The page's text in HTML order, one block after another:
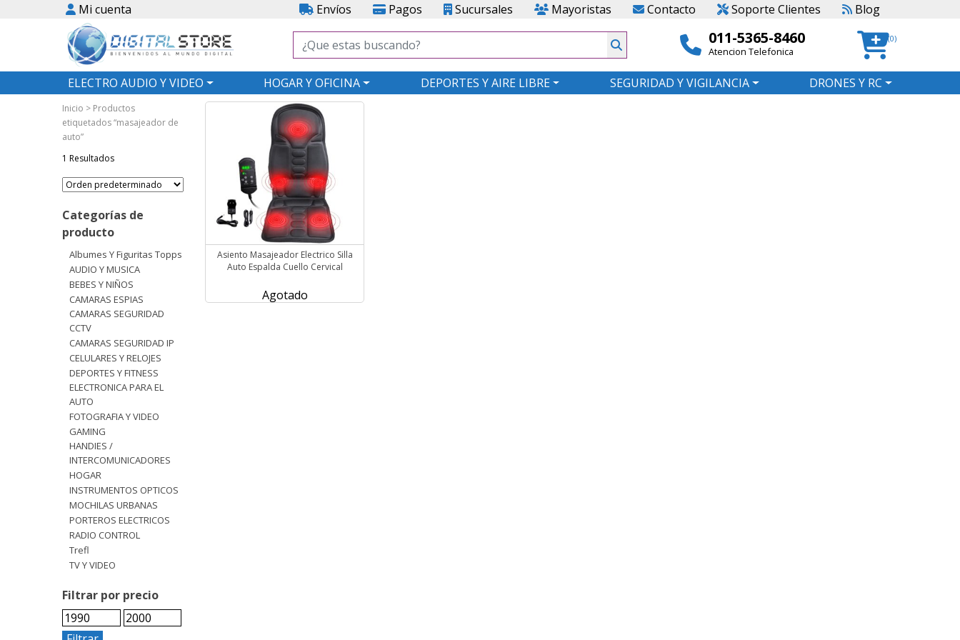
Mi cuenta Envíos Pagos Sucursales Mayoristas Contacto Soporte Clientes Blog
011-5365-8460
Atencion Telefonica
(0)
ELECTRO AUDIO Y VIDEO HOGAR Y OFICINA DEPORTES Y AIRE LIBRE SEGURIDAD Y VIGILANCIA DRONES Y RC
Inicio > Productos
etiquetados “masajeador de
auto”
1 Resultados
Categorías de
producto
Albumes Y Figuritas Topps
AUDIO Y MUSICA
BEBES Y NIÑOS
CAMARAS ESPIAS
CAMARAS SEGURIDAD
CCTV
CAMARAS SEGURIDAD IP
CELULARES Y RELOJES
DEPORTES Y FITNESS
ELECTRONICA PARA EL
AUTO
FOTOGRAFIA Y VIDEO
GAMING
HANDIES /
INTERCOMUNICADORES
HOGAR
INSTRUMENTOS OPTICOS
MOCHILAS URBANAS
PORTEROS ELECTRICOS
RADIO CONTROL
Trefl
TV Y VIDEO
Filtrar por precio
Asiento Masajeador Electrico Silla
Auto Espalda Cuello Cervical
Agotado